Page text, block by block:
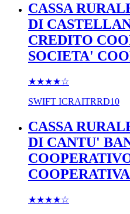
CASSA
DI
CREDITO
SOCIETA'
★★★★☆
SWIFT ICRAITRRD10
CASSA
DI CANTU'
COOPERATIVA
★★★★☆